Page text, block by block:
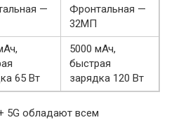
—
Фронтальная —
32МП
65 Вт
5000 мАч,
быстрая
зарядка 120 Вт
5G обладают всем